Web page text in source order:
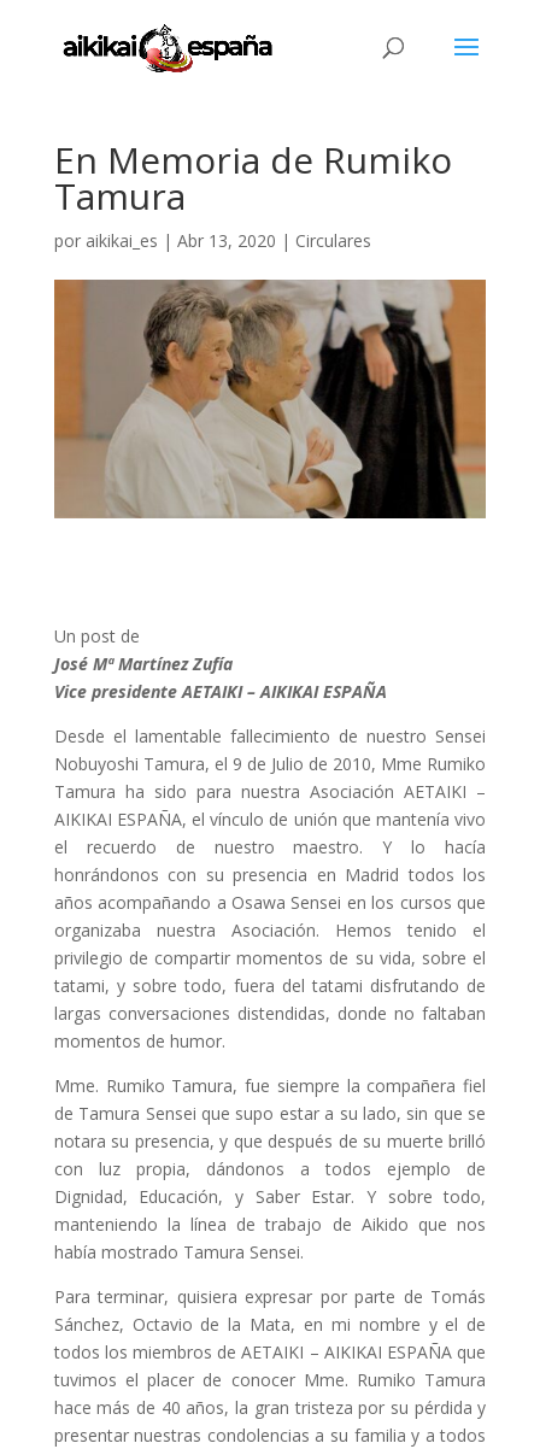
En Memoria de Rumiko
Tamura
por aikikai_es | Abr 13, 2020 | Circulares
Un post de
José Mª Martínez Zufía
Vice presidente AETAIKI – AIKIKAI ESPAÑA
Desde el lamentable fallecimiento de nuestro Sensei
Nobuyoshi Tamura, el 9 de Julio de 2010, Mme Rumiko
Tamura ha sido para nuestra Asociación AETAIKI –
AIKIKAI ESPAÑA, el vínculo de unión que mantenía vivo
el recuerdo de nuestro maestro. Y lo hacía
honrándonos con su presencia en Madrid todos los
años acompañando a Osawa Sensei en los cursos que
organizaba nuestra Asociación. Hemos tenido el
privilegio de compartir momentos de su vida, sobre el
tatami, y sobre todo, fuera del tatami disfrutando de
largas conversaciones distendidas, donde no faltaban
momentos de humor.
Mme. Rumiko Tamura, fue siempre la compañera fiel
de Tamura Sensei que supo estar a su lado, sin que se
notara su presencia, y que después de su muerte brilló
con luz propia, dándonos a todos ejemplo de
Dignidad, Educación, y Saber Estar. Y sobre todo,
manteniendo la línea de trabajo de Aikido que nos
había mostrado Tamura Sensei.
Para terminar, quisiera expresar por parte de Tomás
Sánchez, Octavio de la Mata, en mi nombre y el de
todos los miembros de AETAIKI – AIKIKAI ESPAÑA que
tuvimos el placer de conocer Mme. Rumiko Tamura
hace más de 40 años, la gran tristeza por su pérdida y
presentar nuestras condolencias a su familia y a todos